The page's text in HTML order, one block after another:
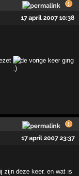
17 april 2007 10:38
de vorige keer ging
17 april 2007 23:37
zijn deze keer. en wat is